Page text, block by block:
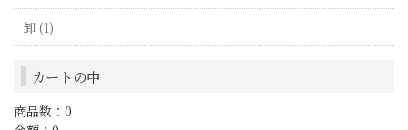
卸 (1)
カートの中
商品数：0